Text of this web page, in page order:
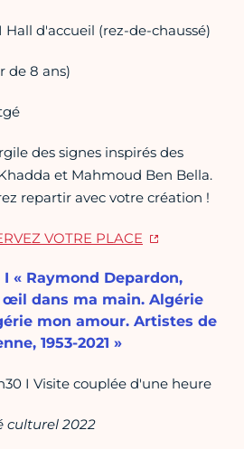
I Hall d'accueil (rez-de-chaussé)
de 8 ans)
des signes inspirés des
et Mahmoud Ben Bella.
repartir avec votre création !
VOTRE PLACE
« Raymond Depardon,
œil dans ma main. Algérie
mon amour. Artistes de
1953-2021 »
I Visite couplée d'une heure
culturel 2022